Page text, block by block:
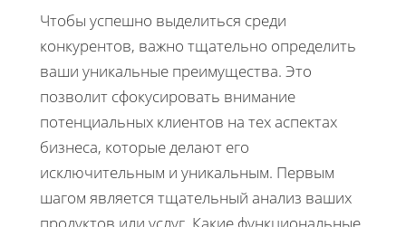
Чтобы успешно выделиться среди
конкурентов, важно тщательно определить
ваши уникальные преимущества. Это
позволит сфокусировать внимание
потенциальных клиентов на тех аспектах
бизнеса, которые делают его
исключительным и уникальным. Первым
шагом является тщательный анализ ваших
продуктов или услуг. Какие функциональные